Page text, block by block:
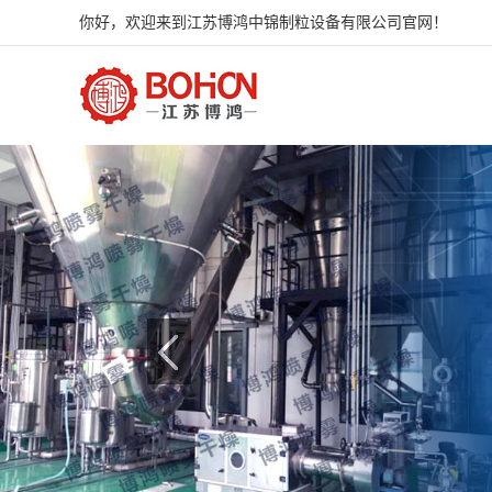
你好，欢迎来到江苏博鸿中锦制粒设备有限公司官网！